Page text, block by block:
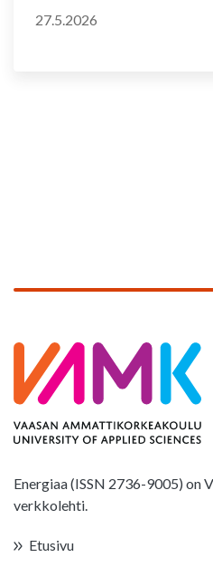
27.5.2026
Energiaa (ISSN 2736-9005) on
verkkolehti.
Etusivu